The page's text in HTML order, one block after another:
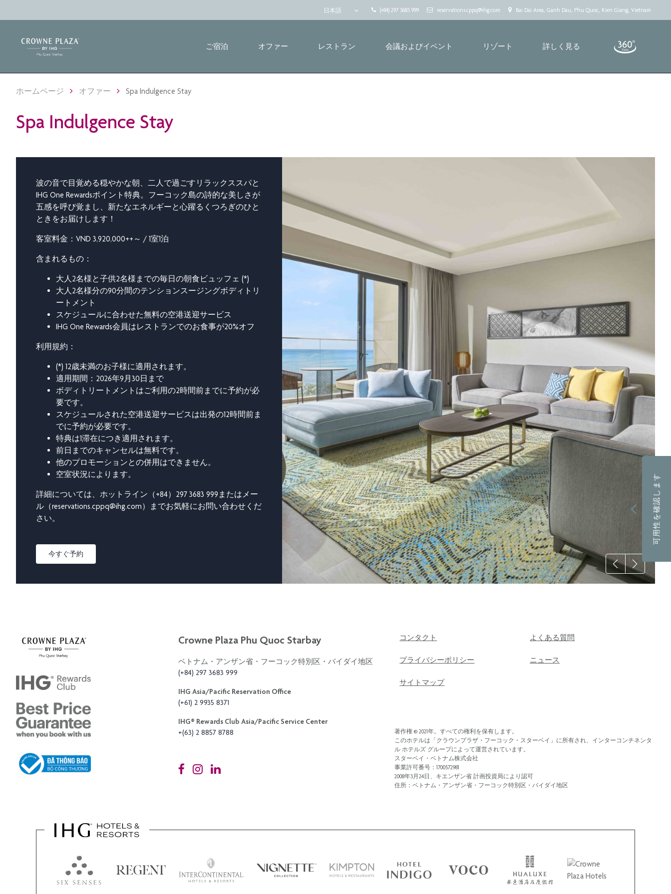
日本語 (+84) 297 3683 999 reservations.cppq@ihg.com Bai Dai Area, Ganh Dau, Phu Quoc, Kien Giang, Vietnam
ご宿泊 オファー レストラン 会議およびイベント リゾート 詳しく見る
ホームページ オファー Spa Indulgence Stay
Spa Indulgence Stay
波の音で目覚める穏やかな朝、二人で過ごすリラックススパと
IHG One Rewardsポイント特典。フーコック島の詩的な美しさが
五感を呼び覚まし、新たなエネルギーと心躍るくつろぎのひと
ときをお届けします！
客室料金：VND 3,920,000++～ / 1室1泊
含まれるもの：
大人2名様と子供2名様までの毎日の朝食ビュッフェ (*)
大人2名様分の90分間のテンションスージングボディトリ
ートメント
スケジュールに合わせた無料の空港送迎サービス
IHG One Rewards会員はレストランでのお食事が20%オフ
利用規約：
(*) 12歳未満のお子様に適用されます。
適用期間：2026年9月30日まで
ボディトリートメントはご利用の2時間前までに予約が必
要です。
スケジュールされた空港送迎サービスは出発の12時間前ま
でに予約が必要です。
特典は1滞在につき適用されます。
前日までのキャンセルは無料です。
他のプロモーションとの併用はできません。
空室状況によります。
詳細については、ホットライン（+84）297 3683 999またはメー
ル（reservations.cppq@ihg.com）までお気軽にお問い合わせくだ
さい。
今すぐ予約
Crowne Plaza Phu Quoc Starbay
ベトナム・アンザン省・フーコック特別区・バイダイ地区
(+84) 297 3683 999
IHG Asia/Pacific Reservation Office
(+61) 2 9935 8371
IHG®️ Rewards Club Asia/Pacific Service Center
+(63) 2 8857 8788
コンタクト よくある質問
プライバシーポリシー ニュース
サイトマップ
著作権 © 2021年。すべての権利を保有します。
このホテルは「クラウンプラザ・フーコック・スターベイ」に所有され、インターコンチネンタ
ル ホテルズ グループによって運営されています。
スターベイ・ベトナム株式会社
事業許可番号：1700572981
2008年3月24日、キエンザン省 計画投資局により認可
住所：ベトナム・アンザン省・フーコック特別区・バイダイ地区
可用性を確認します